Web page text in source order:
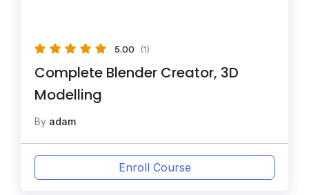
5.00 (1)
Complete Blender Creator, 3D
Modelling
By adam
Enroll Course